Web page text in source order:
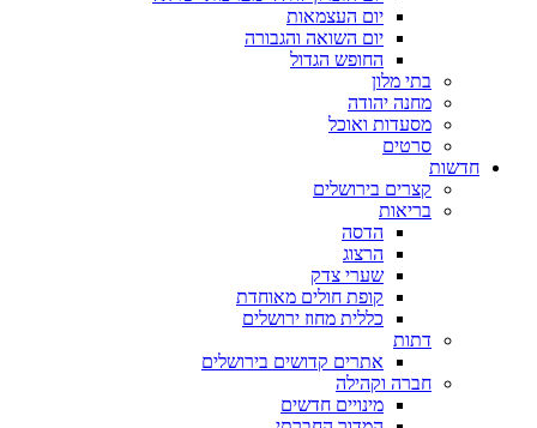
יום העצמאות
יום השואה והגבורה
החופש הגדול
בתי מלון
מחנה יהודה
מסעדות ואוכל
סרטים
חדשות
קצרים בירושלים
בריאות
הדסה
הרצוג
שערי צדק
קופת חולים מאוחדת
כללית מחוז ירושלים
דתות
אתרים קדושים בירושלים
חברה וקהילה
מינויים חדשים